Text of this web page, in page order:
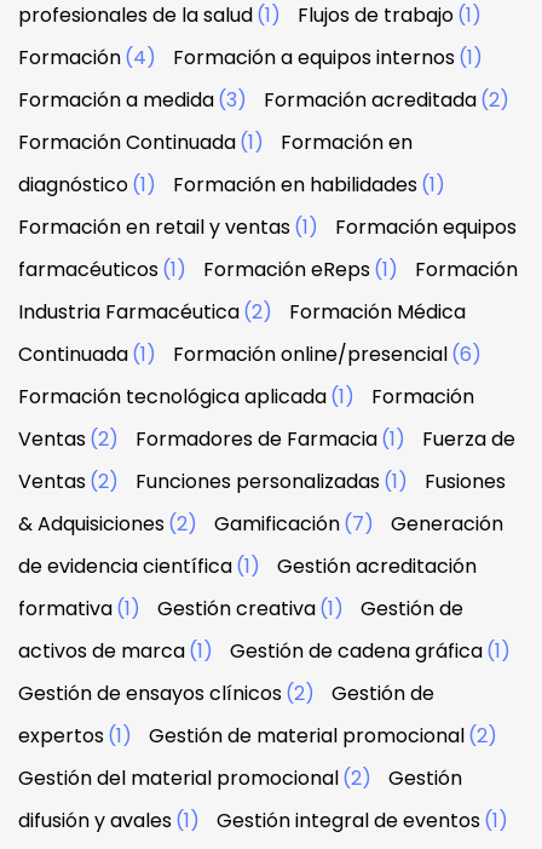
profesionales de la salud(1) Flujos de trabajo(1)
Formación(4) Formación a equipos internos(1)
Formación a medida(3) Formación acreditada(2)
Formación Continuada(1)
Formación en
diagnóstico(1) Formación en habilidades(1)
Formación en retail y ventas(1)
Formación equipos
farmacéuticos(1) Formación eReps(1)
Formación
Industria Farmacéutica(2)
Formación Médica
Continuada(1) Formación online/presencial(6)
Formación tecnológica aplicada(1)
Formación
Ventas(2) Formadores de Farmacia(1)
Fuerza de
Ventas(2) Funciones personalizadas(1)
Fusiones
& Adquisiciones(2) Gamificación(7)
Generación
de evidencia científica(1)
Gestión acreditación
formativa(1) Gestión creativa(1)
Gestión de
activos de marca(1) Gestión de cadena gráfica(1)
Gestión de ensayos clínicos(2)
Gestión de
expertos(1) Gestión de material promocional(2)
Gestión del material promocional(2)
Gestión
difusión y avales(1) Gestión integral de eventos(1)